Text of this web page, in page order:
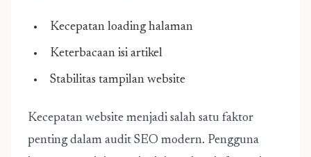
Kecepatan loading halaman
Keterbacaan isi artikel
Stabilitas tampilan website
Kecepatan website menjadi salah satu faktor
penting dalam audit SEO modern. Pengguna